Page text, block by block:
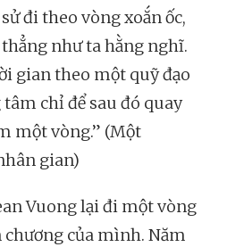
đi theo vòng xoắn ốc,
như ta hằng nghĩ.
gian theo một quỹ đạo
chỉ để sau đó quay
một vòng.” (Một
gian)
Vuong lại đi một vòng
chương của mình. Năm